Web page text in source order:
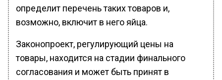
определит перечень таких товаров и,
возможно, включит в него яйца.
Законопроект, регулирующий цены на
товары, находится на стадии финального
согласования и может быть принят в